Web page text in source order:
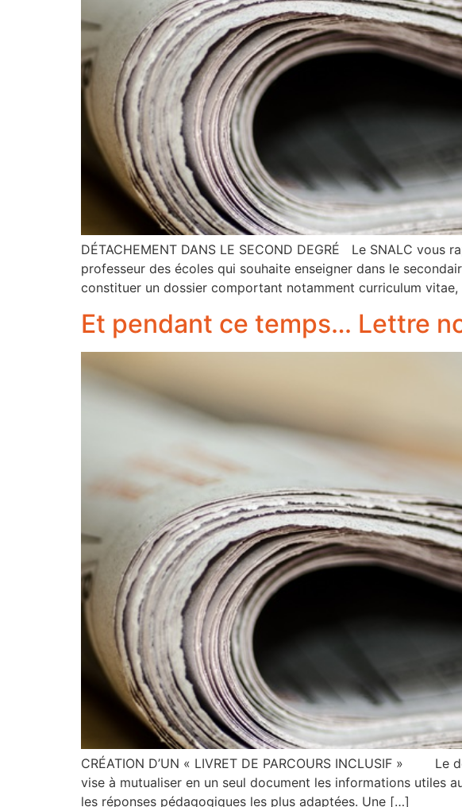
DÉTACHEMENT DANS LE SECOND DEGRÉ Le SNALC vous
professeur des écoles qui souhaite enseigner dans le
constituer un dossier comportant notamment curriculum
Et pendant ce temps… Lettre
CRÉATION D’UN « LIVRET DE PARCOURS INCLUSIF »
vise à mutualiser en un seul document les informations utiles
les réponses pédagogiques les plus adaptées. Une […]